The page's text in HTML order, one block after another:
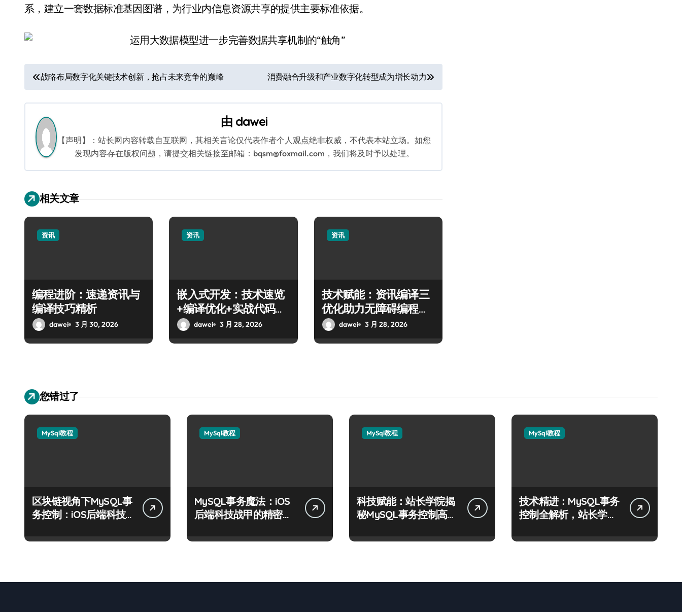
系，建立一套数据标准基因图谱，为行业内信息资源共享的提供主要标准依据。
文
章
导
航
战略布局数字化关键技术创新，抢占未来竞争的巅峰 消费融合升级和产业数字化转型成为增长动力
由 dawei
【声明】：站长网内容转载自互联网，其相关言论仅代表作者个人观点绝非权威，不代表本站立场。如您
发现内容存在版权问题，请提交相关链接至邮箱：bqsm@foxmail.com，我们将及时予以处理。
相关文章
资讯
编程进阶：速递资讯与
编译技巧精析
dawei 3 月 30, 2026
资讯
嵌入式开发：技术速览
+编译优化+实战代码全
攻略dawei 3 月 28, 2026
资讯
技术赋能：资讯编译三
优化助力无障碍编程新
发展dawei 3 月 28, 2026
您错过了
MySql教程
区块链视角下MySQL事
务控制：iOS后端科技
MySql教程
MySQL事务魔法：iOS
后端科技战甲的精密控
MySql教程
科技赋能：站长学院揭
秘MySQL事务控制高阶
MySql教程
技术精进：MySQL事务
控制全解析，站长学院